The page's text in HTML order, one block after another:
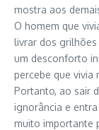
mostra aos
O homem que
livrar dos grilhões
um desconforto
percebe que vivia
Portanto, ao sair
ignorância e
muito importante